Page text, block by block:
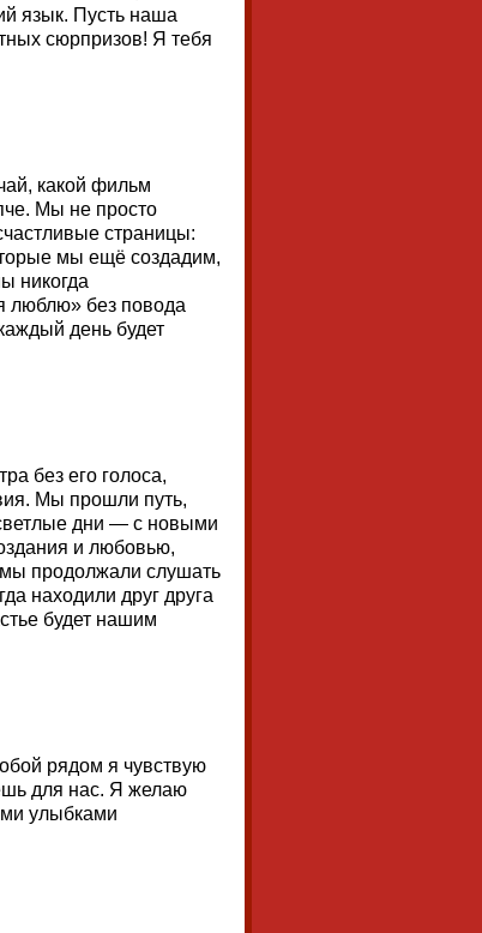
язык. Пусть наша
сюрпризов! Я тебя
какой фильм
Мы не просто
страницы:
мы ещё создадим,
никогда
люблю» без повода
день будет
без его голоса,
Мы прошли путь,
дни — с новыми
и любовью,
мы продолжали слушать
находили друг друга
будет нашим
рядом я чувствую
для нас. Я желаю
улыбками